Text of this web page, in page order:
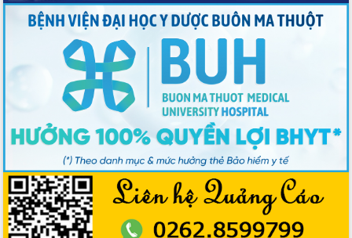
Đảm bảo cuộc bầu cử đại biểu Quốc
hội và đại biểu HĐND các cấp diễn ra
an toàn, hiệu quả, đúng quy định
Thủ tướng Chính phủ Phạm Minh Chính
kiểm tra, chỉ đạo hoàn thành các dự
án cao tốc và thăm khu tái định cư tại
Đắk Lắk
Sôi nổi Hội đua ngựa truyền thống Gò
Thì Thùng mừng Xuân Bính Ngọ 2026
Lãnh đạo tỉnh dâng hương tưởng niệm
tại Đập Đồng Cam đầu Xuân Bính Ngọ
Ngành nông nghiệp phấn đấu tăng
trưởng đạt 5,86% trong năm 2026
UBND tỉnh Đắk Lắk triển khai công tác